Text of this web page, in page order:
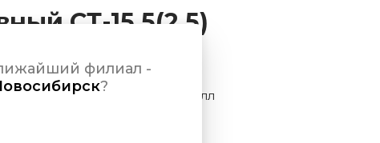
СТ-15.5(2,5)
1500х500х2500 мм, краш.металл
филиал -
?